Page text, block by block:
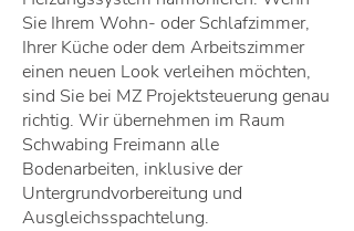
Sie Ihrem Wohn- oder Schlafzimmer,
Ihrer Küche oder dem Arbeitszimmer
einen neuen Look verleihen möchten,
sind Sie bei MZ Projektsteuerung genau
richtig. Wir übernehmen im Raum
Schwabing Freimann alle
Bodenarbeiten, inklusive der
Untergrundvorbereitung und
Ausgleichsspachtelung.